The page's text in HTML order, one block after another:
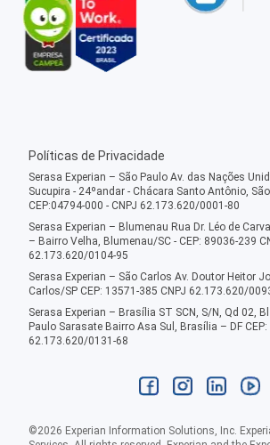
Políticas de Privacidade
Serasa Experian – São Paulo Av. das Nações
Sucupira - 24ºandar - Chácara Santo Antônio,
CEP:04794-000 - CNPJ 62.173.620/0001-80
Serasa Experian – Blumenau Rua Dr. Léo de
– Bairro Velha, Blumenau/SC - CEP: 89036-239
62.173.620/0104-95
Serasa Experian – São Carlos Av. Doutor Heitor
Carlos/SP CEP: 13571-385 CNPJ 62.173.620/
Serasa Experian – Brasília ST SCN, S/N, Qd 02, Bl
Paulo Sarasate Bairro Asa Sul, Brasília – DF CEP:
62.173.620/0131-68
©2026 Experian Information Solutions, Inc.